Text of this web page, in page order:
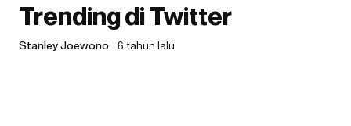
Trending di Twitter
Stanley Joewono 6 tahun lalu